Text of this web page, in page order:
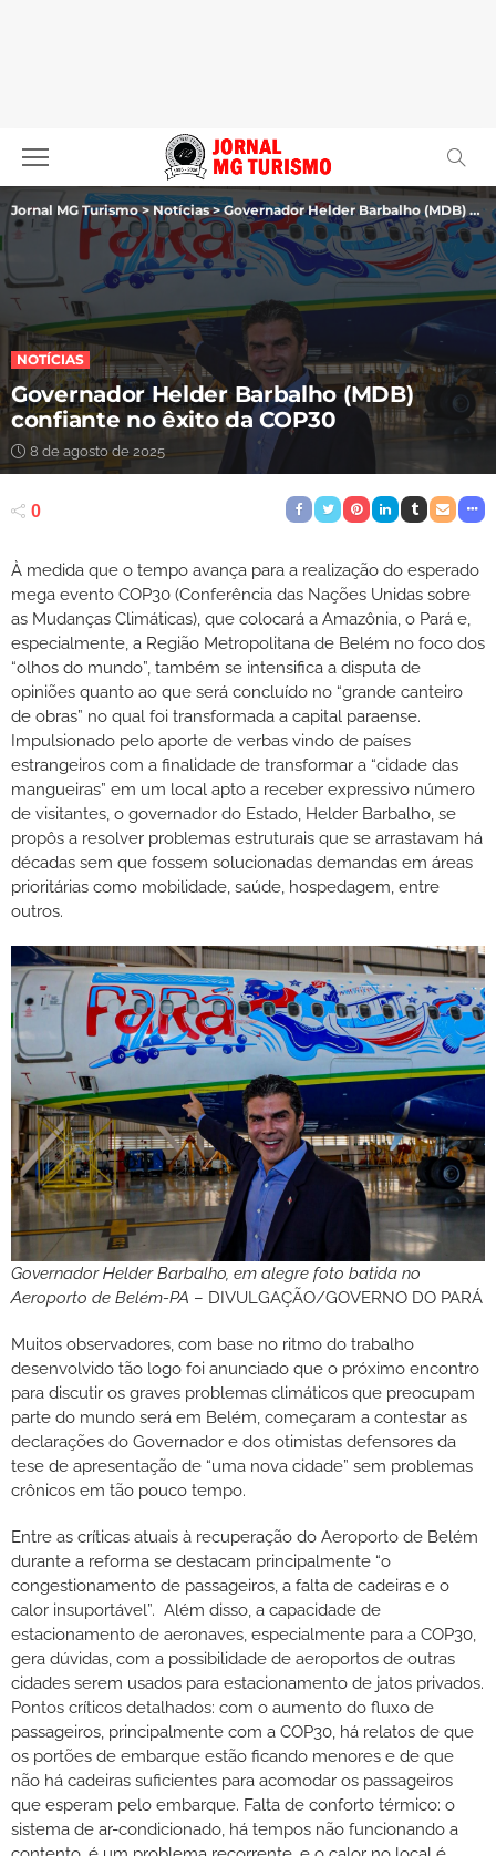
Jornal MG Turismo>Notícias>Governador Helder Barbalho (MDB) confiante no êxito da COP30
NOTÍCIAS
Governador Helder Barbalho (MDB)
confiante no êxito da COP30
8 de agosto de 2025
0
À medida que o tempo avança para a realização do esperado
mega evento COP30 (Conferência das Nações Unidas sobre
as Mudanças Climáticas), que colocará a Amazônia, o Pará e,
especialmente, a Região Metropolitana de Belém no foco dos
“olhos do mundo”, também se intensifica a disputa de
opiniões quanto ao que será concluído no “grande canteiro
de obras” no qual foi transformada a capital paraense.
Impulsionado pelo aporte de verbas vindo de países
estrangeiros com a finalidade de transformar a “cidade das
mangueiras” em um local apto a receber expressivo número
de visitantes, o governador do Estado, Helder Barbalho, se
propôs a resolver problemas estruturais que se arrastavam há
décadas sem que fossem solucionadas demandas em áreas
prioritárias como mobilidade, saúde, hospedagem, entre
outros.
Governador Helder Barbalho, em alegre foto batida no
Aeroporto de Belém-PA – DIVULGAÇÃO/GOVERNO DO PARÁ
Muitos observadores, com base no ritmo do trabalho
desenvolvido tão logo foi anunciado que o próximo encontro
para discutir os graves problemas climáticos que preocupam
parte do mundo será em Belém, começaram a contestar as
declarações do Governador e dos otimistas defensores da
tese de apresentação de “uma nova cidade” sem problemas
crônicos em tão pouco tempo.
Entre as críticas atuais à recuperação do Aeroporto de Belém
durante a reforma se destacam principalmente “o
congestionamento de passageiros, a falta de cadeiras e o
calor insuportável”. Além disso, a capacidade de
estacionamento de aeronaves, especialmente para a COP30,
gera dúvidas, com a possibilidade de aeroportos de outras
cidades serem usados para estacionamento de jatos privados.
Pontos críticos detalhados: com o aumento do fluxo de
passageiros, principalmente com a COP30, há relatos de que
os portões de embarque estão ficando menores e de que
não há cadeiras suficientes para acomodar os passageiros
que esperam pelo embarque. Falta de conforto térmico: o
sistema de ar-condicionado, há tempos não funcionando a